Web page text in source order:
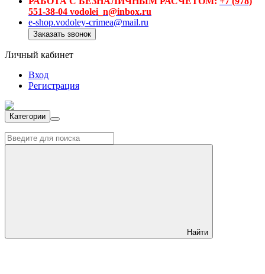
551-38-04 vodolei_n@inbox.ru
e-shop.vodoley-crimea@mail.ru
Заказать звонок
Личный кабинет
Вход
Регистрация
Категории
Найти